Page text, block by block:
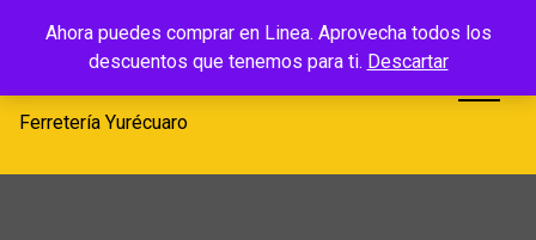
Ahora puedes comprar en Linea. Aprovecha todos los
descuentos que tenemos para ti. Descartar
Ferretería
Yurécuaro
Ferretería Yurécuaro